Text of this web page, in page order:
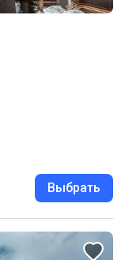
Выбрать